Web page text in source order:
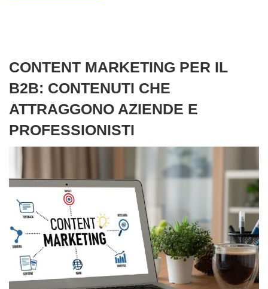
CONTENT MARKETING PER IL
B2B: CONTENUTI CHE
ATTRAGGONO AZIENDE E
PROFESSIONISTI